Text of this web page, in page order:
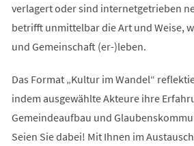
verlagert oder sind internetgetrieben
betrifft unmittelbar die Art und Weise,
und Gemeinschaft (er-)leben.
Das Format „Kultur im Wandel“
indem ausgewählte Akteure ihre
Gemeindeaufbau und
Seien Sie dabei! Mit Ihnen im